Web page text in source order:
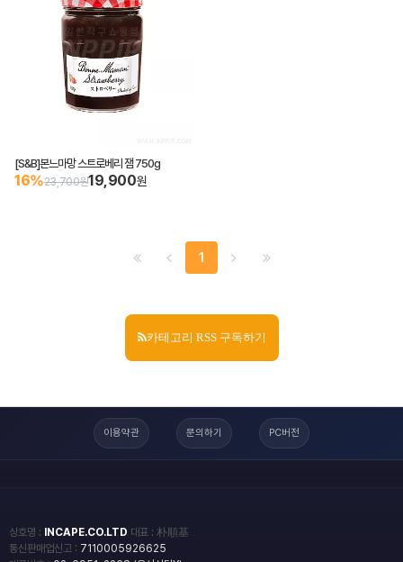
[S&B]본느마망 스트로베리 잼 750g
16%23,700원19,900원
1
카테고리 RSS 구독하기
이용약관 문의하기 PC버전
상호명 : INCAPE.CO.LTD 대표 : 朴順基
통신판매업신고 : 7110005926625